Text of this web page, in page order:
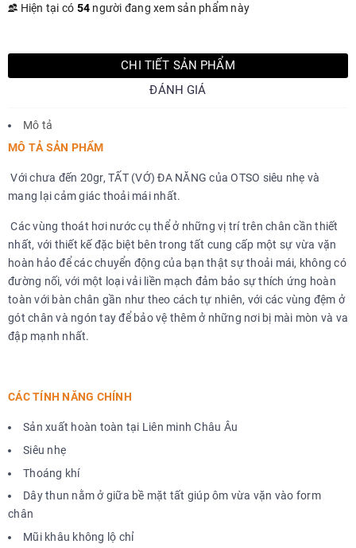
Hiện tại có 54 người đang xem sản phẩm này
CHI TIẾT SẢN PHẨM
ĐÁNH GIÁ
Mô tả
MÔ TẢ SẢN PHẨM
Với chưa đến 20gr, TẤT (VỚ) ĐA NĂNG của OTSO siêu nhẹ và
mang lại cảm giác thoải mái nhất.
Các vùng thoát hơi nước cụ thể ở những vị trí trên chân cần thiết
nhất, với thiết kế đặc biệt bên trong tất cung cấp một sự vừa vặn
hoàn hảo để các chuyển động của bạn thật sự thoải mái, không có
đường nối, với một loại vải liền mạch đảm bảo sự thích ứng hoàn
toàn với bàn chân gần như theo cách tự nhiên, với các vùng đệm ở
gót chân và ngón tay để bảo vệ thêm ở những nơi bị mài mòn và va
đập mạnh nhất.
CÁC TÍNH NĂNG CHÍNH
Sản xuất hoàn toàn tại Liên minh Châu Âu
Siêu nhẹ
Thoáng khí
Dây thun nằm ở giữa bề mặt tất giúp ôm vừa vặn vào form
chân
Mũi khâu không lộ chỉ